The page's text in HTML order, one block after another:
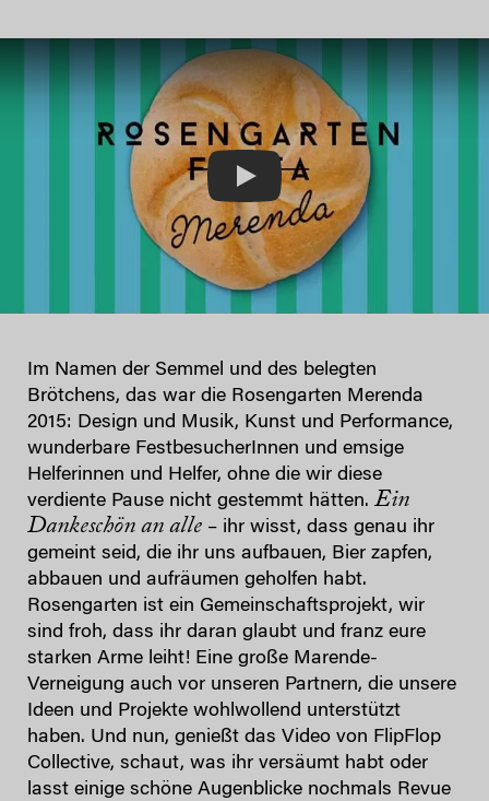
Im Namen der Semmel und des belegten
Brötchens, das war die Rosengarten Merenda
2015: Design und Musik, Kunst und Performance,
wunderbare FestbesucherInnen und emsige
Helferinnen und Helfer, ohne die wir diese
verdiente Pause nicht gestemmt hätten. Ein
Dankeschön an alle – ihr wisst, dass genau ihr
gemeint seid, die ihr uns aufbauen, Bier zapfen,
abbauen und aufräumen geholfen habt.
Rosengarten ist ein Gemeinschaftsprojekt, wir
sind froh, dass ihr daran glaubt und franz eure
starken Arme leiht! Eine große Marende-
Verneigung auch vor unseren Partnern, die unsere
Ideen und Projekte wohlwollend unterstützt
haben. Und nun, genießt das Video von FlipFlop
Collective, schaut, was ihr versäumt habt oder
lasst einige schöne Augenblicke nochmals Revue